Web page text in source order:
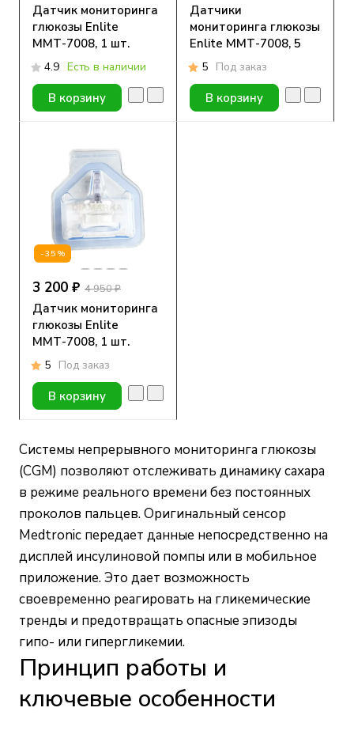
Датчик мониторинга
глюкозы Enlite
ММТ-7008, 1 шт.
4.9 Есть в наличии
В корзину
Датчики
мониторинга глюкозы
Enlite ММТ-7008, 5
шт.
5 Под заказ
В корзину
-35%
3 200 ₽ 4 950 ₽
Датчик мониторинга
глюкозы Enlite
ММТ-7008, 1 шт.
5 Под заказ
В корзину
Системы непрерывного мониторинга глюкозы
(CGM) позволяют отслеживать динамику сахара
в режиме реального времени без постоянных
проколов пальцев. Оригинальный сенсор
Medtronic передает данные непосредственно на
дисплей инсулиновой помпы или в мобильное
приложение. Это дает возможность
своевременно реагировать на гликемические
тренды и предотвращать опасные эпизоды
гипо- или гипергликемии.
Принцип работы и
ключевые особенности